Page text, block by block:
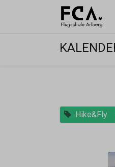
Hike&Fly